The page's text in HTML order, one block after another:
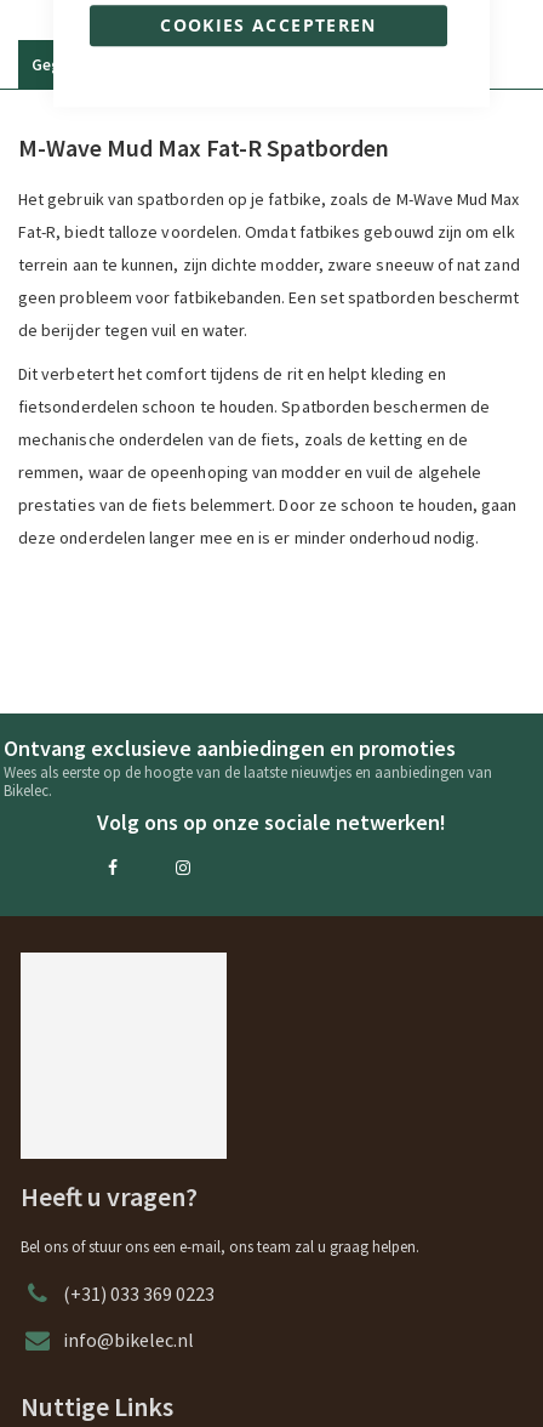
COOKIES ACCEPTEREN
Gegevens
M-Wave Mud Max Fat-R Spatborden
Het gebruik van spatborden op je fatbike, zoals de M-Wave Mud Max
Fat-R, biedt talloze voordelen. Omdat fatbikes gebouwd zijn om elk
terrein aan te kunnen, zijn dichte modder, zware sneeuw of nat zand
geen probleem voor fatbikebanden. Een set spatborden beschermt
de berijder tegen vuil en water.
Dit verbetert het comfort tijdens de rit en helpt kleding en
fietsonderdelen schoon te houden. Spatborden beschermen de
mechanische onderdelen van de fiets, zoals de ketting en de
remmen, waar de opeenhoping van modder en vuil de algehele
prestaties van de fiets belemmert. Door ze schoon te houden, gaan
deze onderdelen langer mee en is er minder onderhoud nodig.
Ontvang exclusieve aanbiedingen en promoties
Wees als eerste op de hoogte van de laatste nieuwtjes en aanbiedingen van
Bikelec.
Volg ons op onze sociale netwerken!
Heeft u vragen?
Bel ons of stuur ons een e-mail, ons team zal u graag helpen.
(+31) 033 369 0223
info@bikelec.nl
Nuttige Links